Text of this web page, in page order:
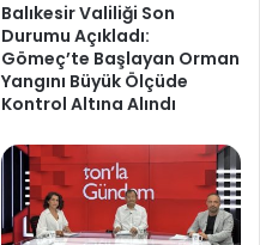
Balıkesir Valiliği Son
Durumu Açıkladı:
Gömeç’te Başlayan Orman
Yangını Büyük Ölçüde
Kontrol Altına Alındı